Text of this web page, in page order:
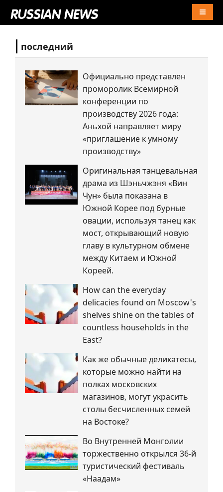
последний
Официально представлен
проморолик Всемирной
конференции по
производству 2026 года:
Аньхой направляет миру
«приглашение к умному
производству»
Оригинальная танцевальная
драма из Шэньчжэня «Вин
Чун» была показана в
Южной Корее под бурные
овации, используя танец как
мост, открывающий новую
главу в культурном обмене
между Китаем и Южной
Кореей.
How can the everyday
delicacies found on Moscow's
shelves shine on the tables of
countless households in the
East?
Как же обычные деликатесы,
которые можно найти на
полках московских
магазинов, могут украсить
столы бесчисленных семей
на Востоке?
Во Внутренней Монголии
торжественно открылся 36-й
туристический фестиваль
«Наадам»